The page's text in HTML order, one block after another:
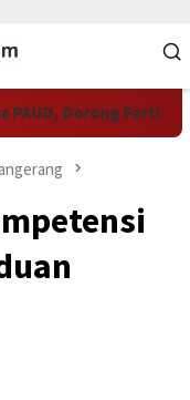
Dorong Partisipasi